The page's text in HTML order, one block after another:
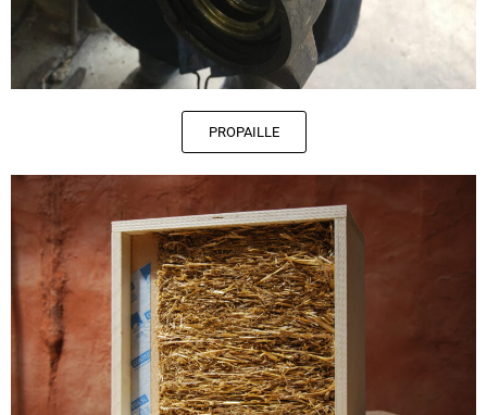
PROPAILLE